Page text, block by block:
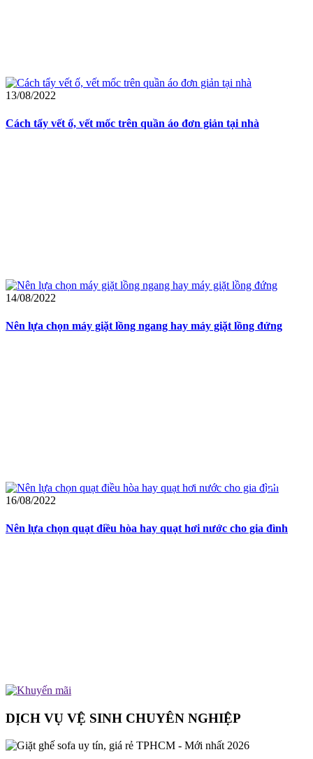
13/08/2022
Cách tẩy vết ố, vết mốc trên quần áo đơn giản tại nhà
14/08/2022
Nên lựa chọn máy giặt lồng ngang hay máy giặt lồng đứng
16/08/2022
Nên lựa chọn quạt điều hòa hay quạt hơi nước cho gia đình
DỊCH VỤ VỆ SINH CHUYÊN NGHIỆP